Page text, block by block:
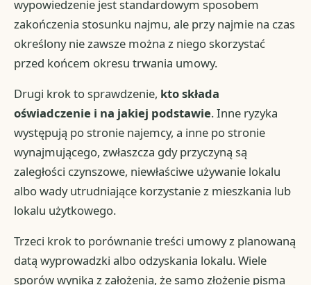
wypowiedzenie jest standardowym sposobem
zakończenia stosunku najmu, ale przy najmie na czas
określony nie zawsze można z niego skorzystać
przed końcem okresu trwania umowy.
Drugi krok to sprawdzenie, kto składa
oświadczenie i na jakiej podstawie. Inne ryzyka
występują po stronie najemcy, a inne po stronie
wynajmującego, zwłaszcza gdy przyczyną są
zaległości czynszowe, niewłaściwe używanie lokalu
albo wady utrudniające korzystanie z mieszkania lub
lokalu użytkowego.
Trzeci krok to porównanie treści umowy z planowaną
datą wyprowadzki albo odzyskania lokalu. Wiele
sporów wynika z założenia, że samo złożenie pisma